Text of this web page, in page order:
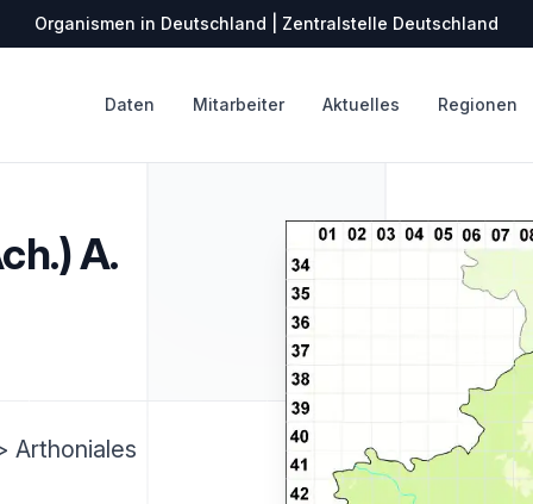
Organismen in Deutschland | Zentralstelle Deutschland
Daten Mitarbeiter Aktuelles Regionen
A.
Arthoniales